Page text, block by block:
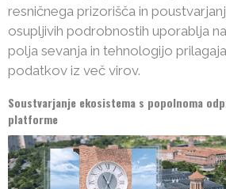
resničnega prizorišča in
osupljivih podrobnostih uporablja
polja sevanja in tehnologijo
podatkov iz več virov.
Soustvarjanje ekosistema s popolnoma
platforme